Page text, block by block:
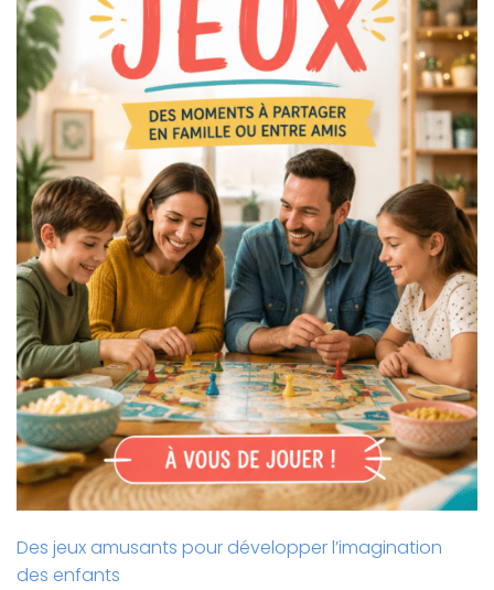
Des jeux amusants pour développer l’imagination
des enfants